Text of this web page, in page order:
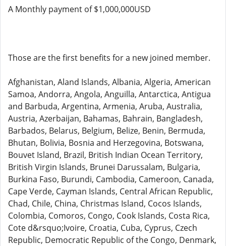
A Monthly payment of $1,000,000USD
Those are the first benefits for a new joined member.
Afghanistan, Aland Islands, Albania, Algeria, American
Samoa, Andorra, Angola, Anguilla, Antarctica, Antigua
and Barbuda, Argentina, Armenia, Aruba, Australia,
Austria, Azerbaijan, Bahamas, Bahrain, Bangladesh,
Barbados, Belarus, Belgium, Belize, Benin, Bermuda,
Bhutan, Bolivia, Bosnia and Herzegovina, Botswana,
Bouvet Island, Brazil, British Indian Ocean Territory,
British Virgin Islands, Brunei Darussalam, Bulgaria,
Burkina Faso, Burundi, Cambodia, Cameroon, Canada,
Cape Verde, Cayman Islands, Central African Republic,
Chad, Chile, China, Christmas Island, Cocos Islands,
Colombia, Comoros, Congo, Cook Islands, Costa Rica,
Cote d&rsquo;Ivoire, Croatia, Cuba, Cyprus, Czech
Republic, Democratic Republic of the Congo, Denmark,